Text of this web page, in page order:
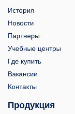
История
Новости
Партнеры
Учебные центры
Где купить
Вакансии
Контакты
Продукция